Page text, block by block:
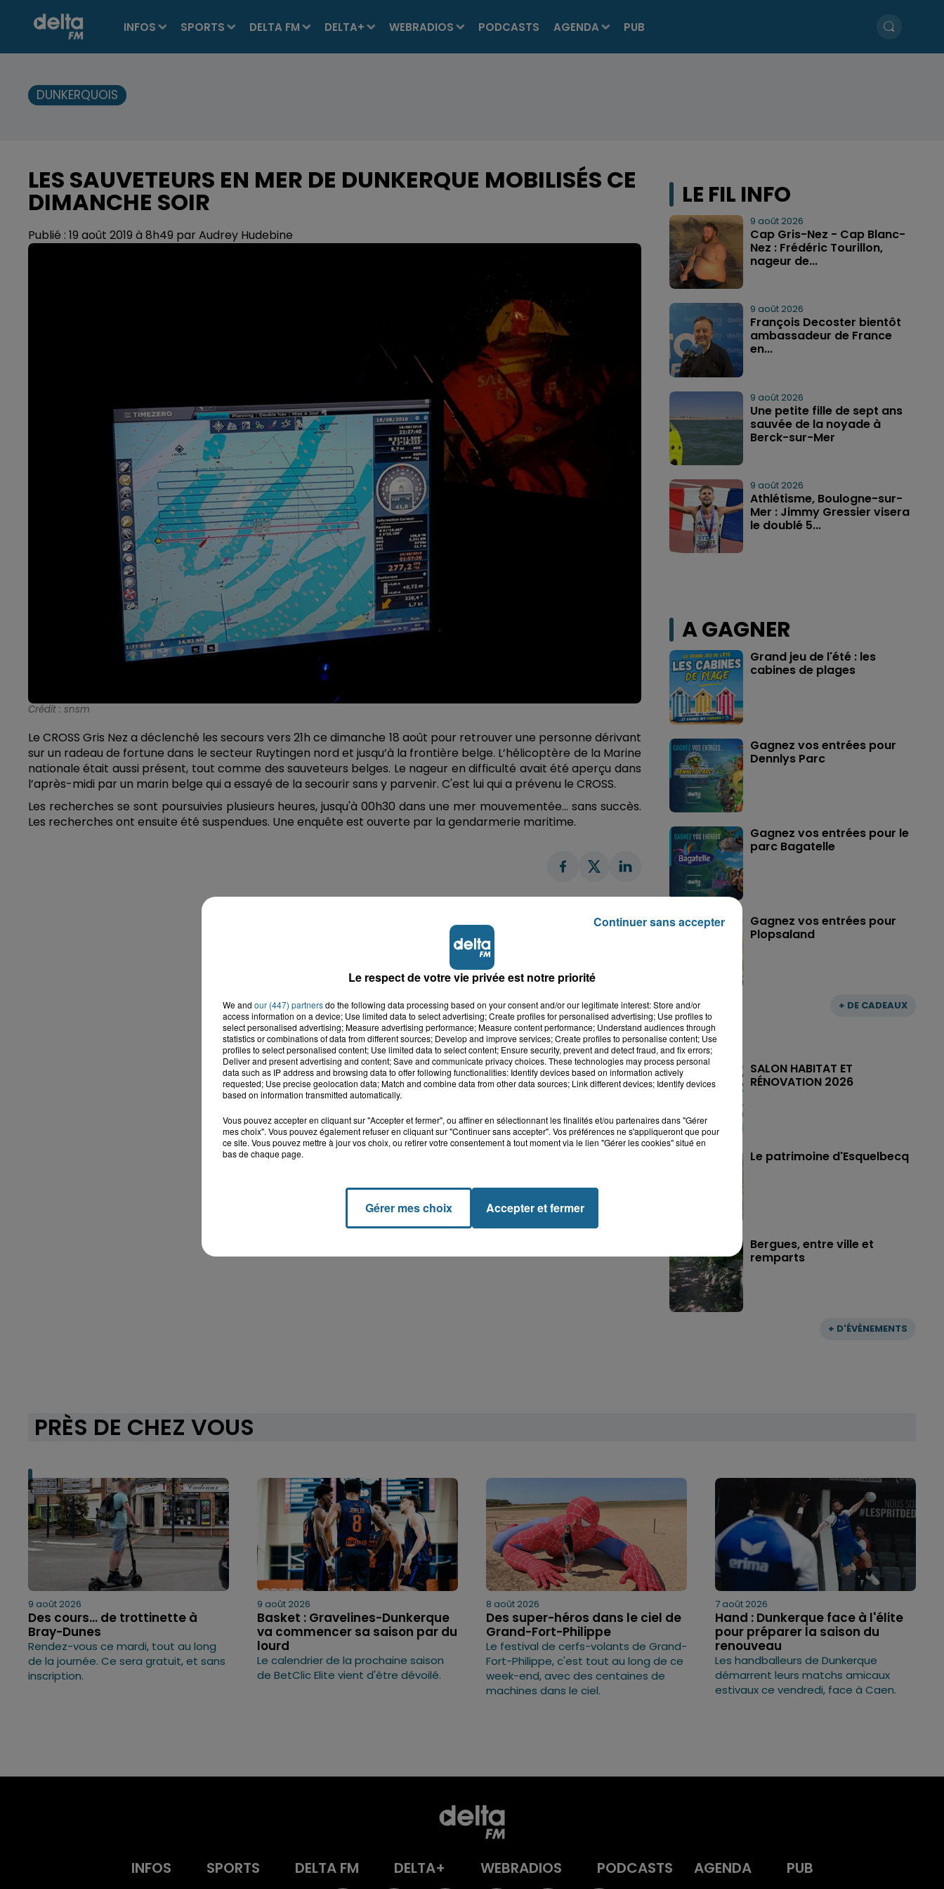
INFOS SPORTS DELTA FM DELTA+ WEBRADIOS PODCASTS AGENDA PUB
DUNKERQUOIS
LES SAUVETEURS EN MER DE DUNKERQUE MOBILISÉS CE
DIMANCHE SOIR
Publié : 19 août 2019 à 8h49 par Audrey Hudebine
Crédit : snsm
Le CROSS Gris Nez a déclenché les secours vers 21h ce dimanche 18 août pour retrouver une personne dérivant
sur un radeau de fortune dans le secteur Ruytingen nord et jusqu’à la frontière belge. L’hélicoptère de la Marine
nationale était aussi présent, tout comme des sauveteurs belges. Le nageur en difficulté avait été aperçu dans
l’après-midi par un marin belge qui a essayé de la secourir sans y parvenir. C'est lui qui a prévenu le CROSS.
Les recherches se sont poursuivies plusieurs heures, jusqu'à 00h30 dans une mer mouvementée... sans succès.
Les recherches ont ensuite été suspendues. Une enquête est ouverte par la gendarmerie maritime.
LE FIL INFO
9 août 2026
Cap Gris-Nez - Cap Blanc-
Nez : Frédéric Tourillon,
nageur de...
9 août 2026
François Decoster bientôt
ambassadeur de France
en...
9 août 2026
Une petite fille de sept ans
sauvée de la noyade à
Berck-sur-Mer
9 août 2026
Athlétisme, Boulogne-sur-
Mer : Jimmy Gressier visera
le doublé 5...
A GAGNER
+ DE CADEAUX
Grand jeu de l'été : les
cabines de plages
Gagnez vos entrées pour
Dennlys Parc
Gagnez vos entrées pour le
parc Bagatelle
Gagnez vos entrées pour
Plopsaland
+ D'ÉVÈNEMENTS
SALON HABITAT ET
RÉNOVATION 2026
Le patrimoine d'Esquelbecq
Bergues, entre ville et
remparts
PRÈS DE CHEZ VOUS
9 août 2026
Des cours... de trottinette à
Bray-Dunes
Rendez-vous ce mardi, tout au long
de la journée. Ce sera gratuit, et sans
inscription.
9 août 2026
Basket : Gravelines-Dunkerque
va commencer sa saison par du
lourd
Le calendrier de la prochaine saison
de BetClic Elite vient d'être dévoilé.
8 août 2026
Des super-héros dans le ciel de
Grand-Fort-Philippe
Le festival de cerfs-volants de Grand-
Fort-Philippe, c'est tout au long de ce
week-end, avec des centaines de
machines dans le ciel.
7 août 2026
Hand : Dunkerque face à l'élite
pour préparer la saison du
renouveau
Les handballeurs de Dunkerque
démarrent leurs matchs amicaux
estivaux ce vendredi, face à Caen.
INFOS SPORTS DELTA FM DELTA+ WEBRADIOS PODCASTS AGENDA PUB
Le respect de votre vie privée est notre priorité
We and our (447) partnersdo the following data processing based on your consent and/or our legitimate interest: Store and/or
access information on a device; Use limited data to select advertising; Create profiles for personalised advertising; Use profiles to
select personalised advertising; Measure advertising performance; Measure content performance; Understand audiences through
statistics or combinations of data from different sources; Develop and improve services; Create profiles to personalise content; Use
profiles to select personalised content; Use limited data to select content; Ensure security, prevent and detect fraud, and fix errors;
Deliver and present advertising and content; Save and communicate privacy choices. These technologies may process personal
data such as IP address and browsing data to offer following functionalities: Identify devices based on information actively
requested; Use precise geolocation data; Match and combine data from other data sources; Link different devices; Identify devices
based on information transmitted automatically.
Vous pouvez accepter en cliquant sur "Accepter et fermer", ou affiner en sélectionnant les finalités et/ou partenaires dans "Gérer
mes choix". Vous pouvez également refuser en cliquant sur "Continuer sans accepter". Vos préférences ne s'appliqueront que pour
ce site. Vous pouvez mettre à jour vos choix, ou retirer votre consentement à tout moment via le lien "Gérer les cookies" situé en
bas de chaque page.
Gérer mes choix Accepter et fermer
Continuer sans accepter